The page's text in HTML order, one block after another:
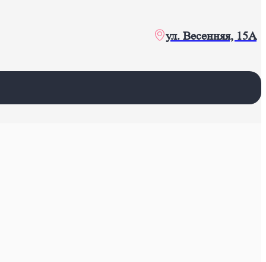
ул. Весенняя, 15А